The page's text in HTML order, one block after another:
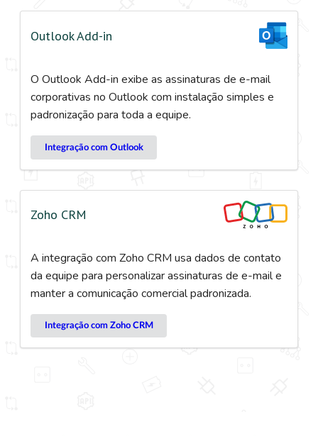
Outlook Add-in
O Outlook Add-in exibe as assinaturas de e-mail
corporativas no Outlook com instalação simples e
padronização para toda a equipe.
Integração com Outlook
Zoho CRM
A integração com Zoho CRM usa dados de contato
da equipe para personalizar assinaturas de e-mail e
manter a comunicação comercial padronizada.
Integração com Zoho CRM